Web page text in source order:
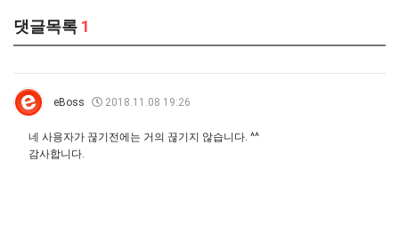
댓글목록 1
eBoss 2018.11.08 19:26
네 사용자가 끊기전에는 거의 끊기지 않습니다. ^^
감사합니다.